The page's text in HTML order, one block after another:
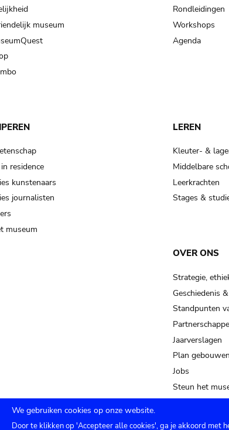
museum
Rondleidingen
Workshops
Agenda
residence
kunstenaars
journalisten
museum
LEREN
Kleuter- &
Middelbare
Leerkrachten
Stages &
OVER ONS
Strategie,
Geschiedenis
Standpunten
Jaarverslagen
Plan gebouwen
Jobs
Steun het
We gebruiken cookies op onze website.
Door te klikken op 'Accepteer alle cookies', ga je akkoord met